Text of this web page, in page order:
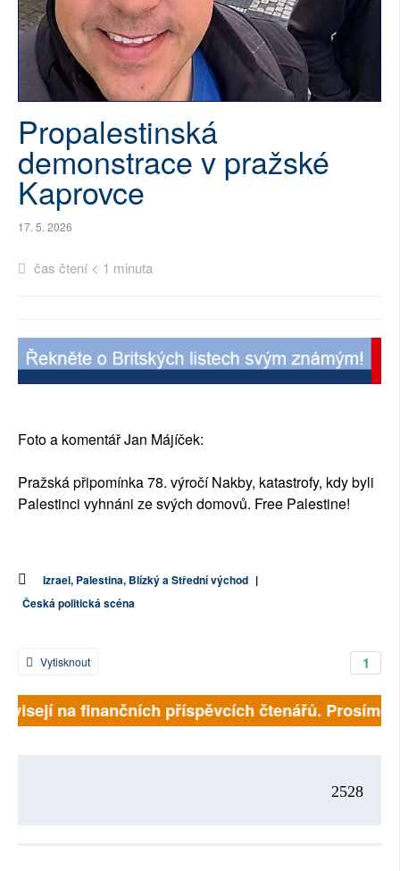
Propalestinská
demonstrace v pražské
Kaprovce
17. 5. 2026
čas čtení < 1 minuta
Foto a komentář Jan Májíček:
Pražská připomínka 78. výročí Nakby, katastrofy, kdy byli
Palestinci vyhnáni ze svých domovů. Free Palestine!
Izrael, Palestina, Blízký a Střední východ |
Česká politická scéna
1
Vytisknout
na finančních příspěvcích čtenářů. Prosíme,
2528